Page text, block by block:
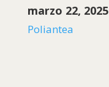
marzo 22, 2025
Poliantea